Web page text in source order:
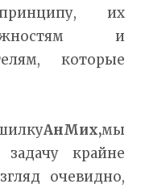
их
и
которые
АнМих,мы
крайне
очевидно,